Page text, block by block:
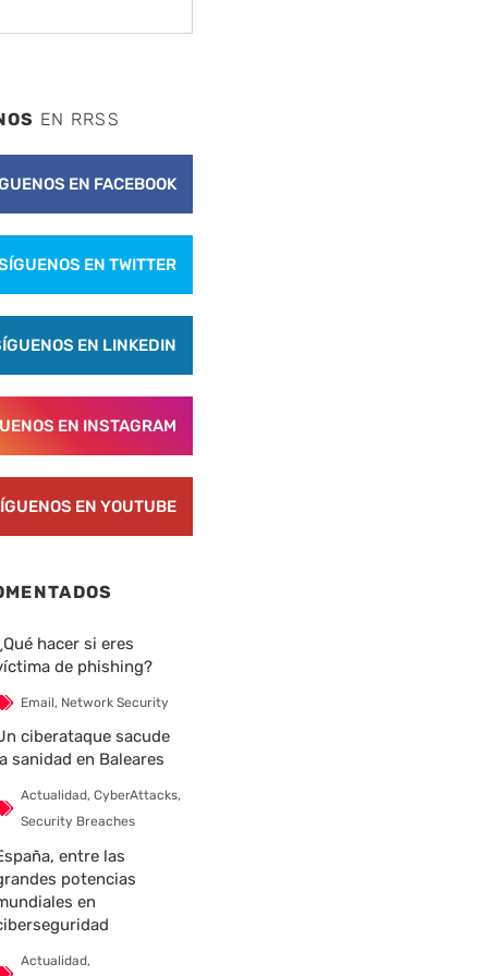
EN RRSS
EN FACEBOOK
EN TWITTER
EN LINKEDIN
EN INSTAGRAM
EN YOUTUBE
hacer si eres
de phishing?
Email, Network Security
ciberataque sacude
sanidad en Baleares
Actualidad, CyberAttacks,
Security Breaches
entre las
potencias
en
Actualidad,